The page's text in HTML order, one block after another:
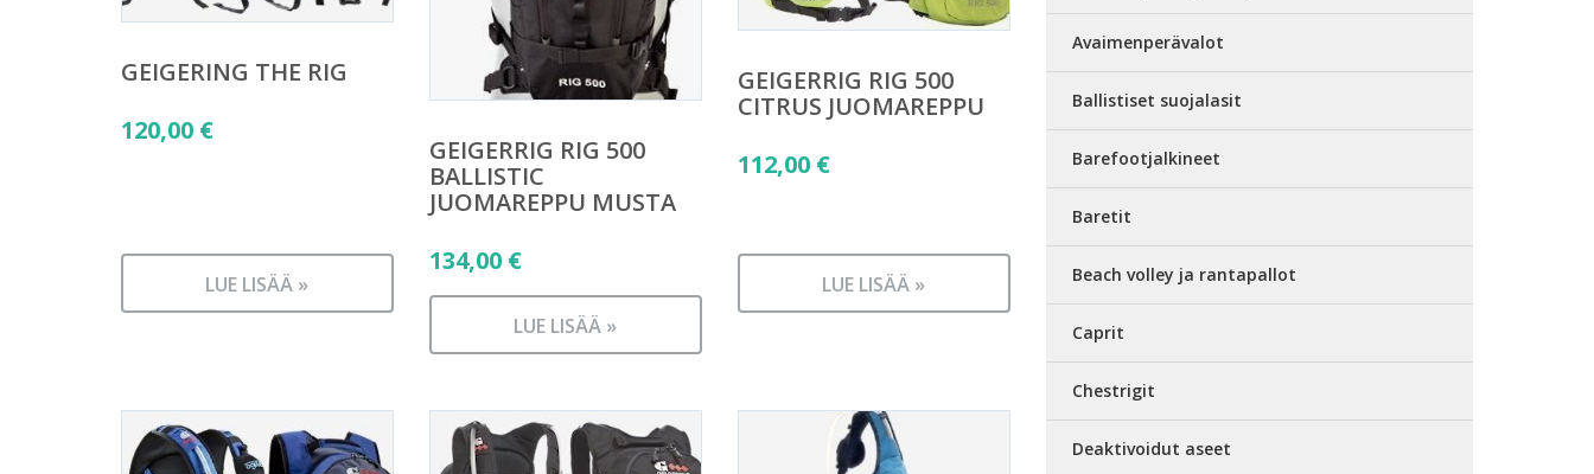
GEIGERING THE RIG
120,00 €
LUE LISÄÄ »
GEIGERRIG RIG 500
BALLISTIC
JUOMAREPPU MUSTA
134,00 €
LUE LISÄÄ »
GEIGERRIG RIG 500
CITRUS JUOMAREPPU
112,00 €
LUE LISÄÄ »
Avaimenperävalot
Ballistiset suojalasit
Barefootjalkineet
Baretit
Beach volley ja rantapallot
Caprit
Chestrigit
Deaktivoidut aseet